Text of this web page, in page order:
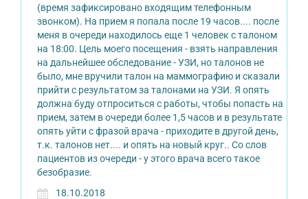
(время зафиксировано входящим телефонным
звонком). На прием я попала после 19 часов.... после
меня в очереди находилось еще 1 человек с талоном
на 18:00. Цель моего посещения - взять направления
на дальнейшее обследование - УЗИ, но талонов не
было, мне вручили талон на маммографию и сказали
прийти с результатом за талонами на УЗИ. Я опять
должна буду отпроситься с работы, чтобы попасть на
прием, затем в очереди более 1,5 часов и в результате
опять уйти с фразой врача - приходите в другой день,
т.к. талонов нет.... и опять на новый круг.. Со слов
пациентов из очереди - у этого врача всего такое
безобразие.
18.10.2018